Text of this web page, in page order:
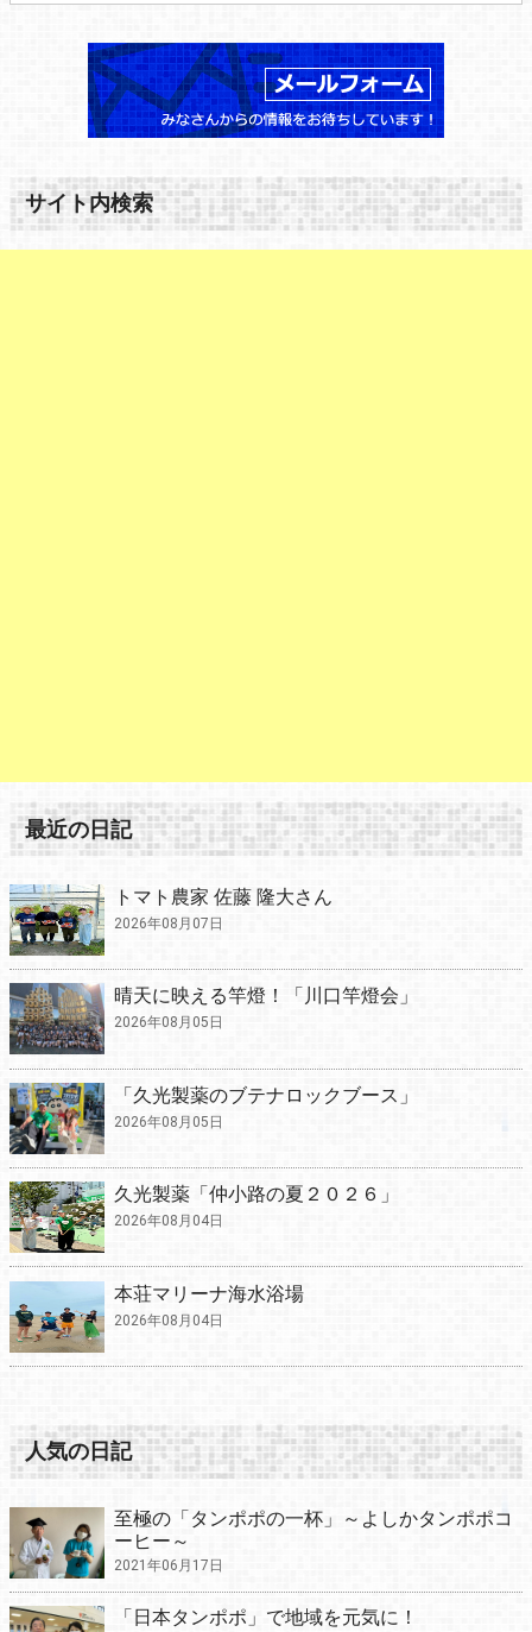
サイト内検索
最近の日記
トマト農家 佐藤 隆大さん
2026年08月07日
晴天に映える竿燈！「川口竿燈会」
2026年08月05日
「久光製薬のブテナロックブース」
2026年08月05日
久光製薬「仲小路の夏２０２６」
2026年08月04日
本荘マリーナ海水浴場
2026年08月04日
人気の日記
至極の「タンポポの一杯」～よしかタンポポコ
ーヒー～
2021年06月17日
「日本タンポポ」で地域を元気に！